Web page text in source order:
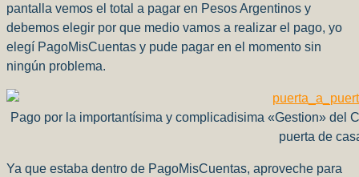
pantalla vemos el total a pagar en Pesos Argentinos y
debemos elegir por que medio vamos a realizar el pago, yo
elegí PagoMisCuentas y pude pagar en el momento sin
ningún problema.
Pago por la importantísima y complicadisima «Gestion» del
puerta de
Ya que estaba dentro de PagoMisCuentas, aproveche para